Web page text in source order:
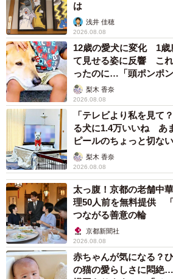
は
浅井 佳穂
2026.08.08
12歳の愛犬に変化 1歳
て見せる姿に反響 こ
ったのに…「頭ポンポ
「尊…」
梨木 香奈
2026.08.08
「テレビより私を見て
る犬に1.4万いいね あ
ピールのちょっと切な
梨木 香奈
2026.08.08
太っ腹！京都の老舗中
理50人前を無料提供 「
つながる善意の輪
京都新聞社
2026.08.08
赤ちゃんが気になる？
の猫の愛らしさに悶